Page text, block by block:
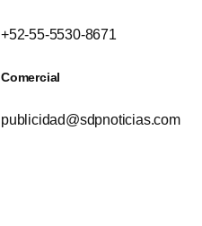
+52-55-5530-8671
Comercial
publicidad@sdpnoticias.com